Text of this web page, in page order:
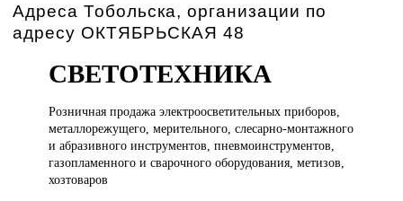
Адреса Тобольска, организации по
адресу ОКТЯБРЬСКАЯ 48
СВЕТОТЕХНИКА
Розничная продажаэлектроосветительных приборов,
металлорежущего, мерительного, слесарно-монтажного
и абразивного инструментов, пневмоинструментов,
газопламенного и сварочного оборудования, метизов,
хозтоваров